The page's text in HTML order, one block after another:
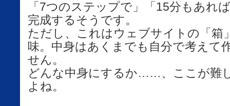
「7つのステップで」「15分もあれ
完成するそうです。
ただし、これはウェブサイトの「箱
味。中身はあくまでも自分で考えて
せん。
どんな中身にするか……、ここが難
よね。